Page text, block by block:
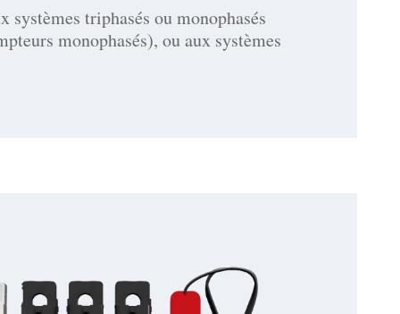
systèmes triphasés ou monophasés
monophasés), ou aux systèmes